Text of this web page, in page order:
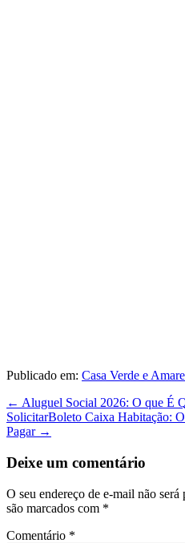
Publicado em: Casa Verde e
Navegação
de
post
← Aluguel Social 2026: O que É
SolicitarBoleto Caixa Habitação:
Pagar →
Deixe um comentário
O seu endereço de e-mail não será
são marcados com *
Comentário *